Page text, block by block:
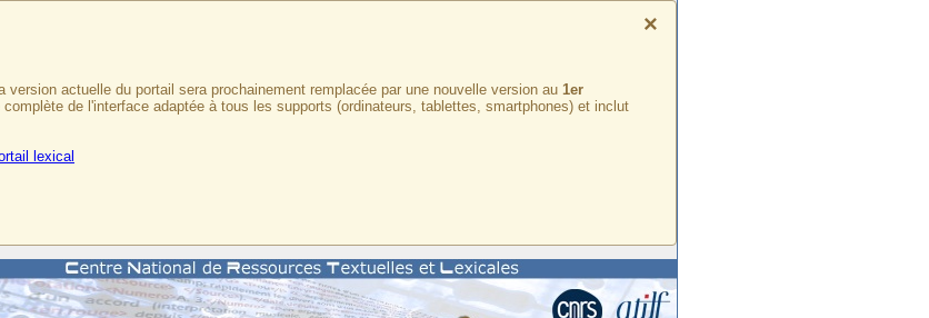
×
actuelle du portail sera prochainement remplacée par une nouvelle version au 1er
de l'interface adaptée à tous les supports (ordinateurs, tablettes, smartphones) et inclut
lexical